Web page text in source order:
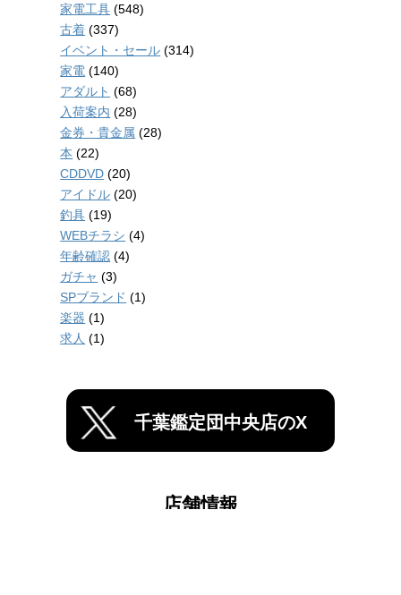
家電工具 (548)
古着 (337)
イベント・セール (314)
家電 (140)
アダルト (68)
入荷案内 (28)
金券・貴金属 (28)
本 (22)
CDDVD (20)
アイドル (20)
釣具 (19)
WEBチラシ (4)
年齢確認 (4)
ガチャ (3)
SPブランド (1)
楽器 (1)
求人 (1)
千葉鑑定団中央店のX
店舗情報